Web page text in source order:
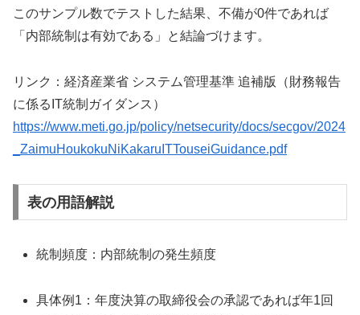
このサンプル数でテストした結果、不備が0件であれば
「内部統制は有効である」と結論づけます。
リンク：経済産業省 システム管理基準 追補版（財務報告
に係るIT統制ガイダンス）
https://www.meti.go.jp/policy/netsecurity/docs/secgov/2024
_ZaimuHoukokuNiKakaruITTouseiGuidance.pdf
表の用語解説
統制頻度：内部統制の発生頻度
具体例1：年度決算の取締役会の承認であれば年1回